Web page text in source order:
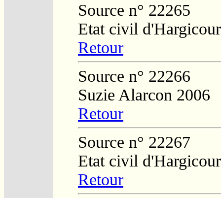
Source n° 22265
Etat civil
Retour
Source n° 22266
Suzie Alarcon 2006
Retour
Source n° 22267
Etat civil
Retour